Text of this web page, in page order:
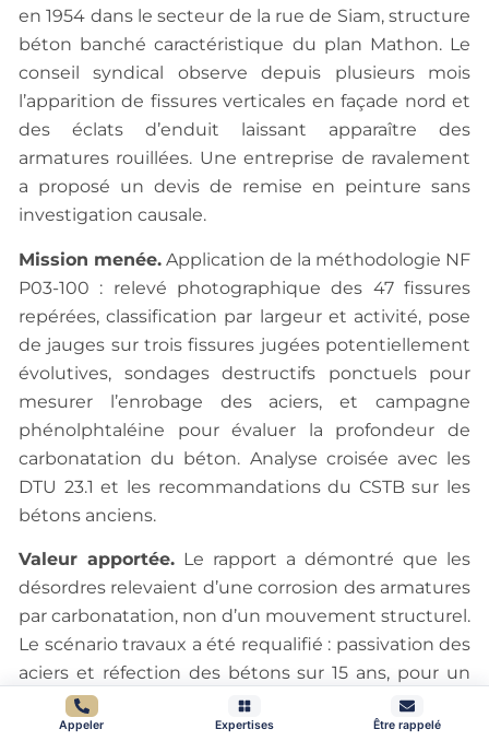
Appeler Expertises Être rappelé
en 1954 dans le secteur de la rue de Siam, structure
béton banché caractéristique du plan Mathon. Le
conseil syndical observe depuis plusieurs mois
l’apparition de fissures verticales en façade nord et
des éclats d’enduit laissant apparaître des
armatures rouillées. Une entreprise de ravalement
a proposé un devis de remise en peinture sans
investigation causale.
Mission menée. Application de la méthodologie NF
P03-100 : relevé photographique des 47 fissures
repérées, classification par largeur et activité, pose
de jauges sur trois fissures jugées potentiellement
évolutives, sondages destructifs ponctuels pour
mesurer l’enrobage des aciers, et campagne
phénolphtaléine pour évaluer la profondeur de
carbonatation du béton. Analyse croisée avec les
DTU 23.1 et les recommandations du CSTB sur les
bétons anciens.
Valeur apportée. Le rapport a démontré que les
désordres relevaient d’une corrosion des armatures
par carbonatation, non d’un mouvement structurel.
Le scénario travaux a été requalifié : passivation des
aciers et réfection des bétons sur 15 ans, pour un
budget pluriannuel estimé à 280 000 € au lieu des
95 000 € de simple ravalement initialement